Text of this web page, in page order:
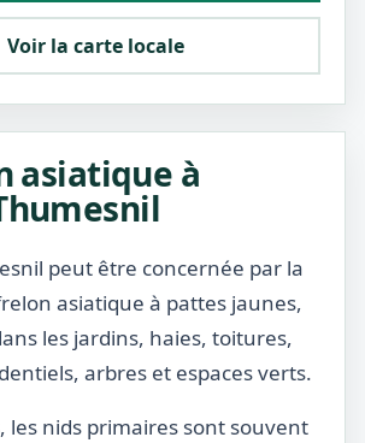
Voir la carte locale
asiatique à
peut être concernée par la
asiatique à pattes jaunes,
les jardins, haies, toitures,
arbres et espaces verts.
les nids primaires sont souvent